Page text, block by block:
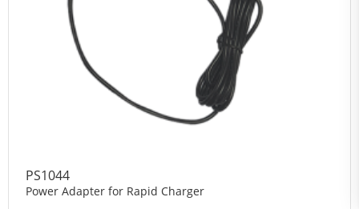
PS1044
Power Adapter for Rapid Charger